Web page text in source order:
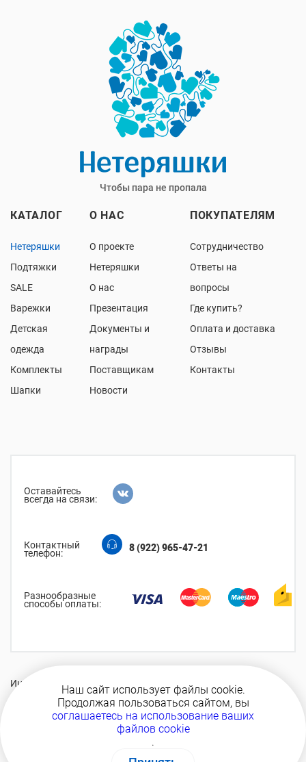
Чтобы пара не пропала
КАТАЛОГ
Нетеряшки
Подтяжки
SALE
Варежки
Детская
одежда
Комплекты
Шапки
О НАС
О проекте
Нетеряшки
О нас
Презентация
Документы и
награды
Поставщикам
Новости
ПОКУПАТЕЛЯМ
Сотрудничество
Ответы на
вопросы
Где купить?
Оплата и доставка
Отзывы
Контакты
Оставайтесь
всегда на связи:
Контактный
телефон: 8 (922) 965-47-21
Разнообразные
способы оплаты:
Интернет-магазин аксессуаров ТМ Нетеряшки
© 2010—2026
Наш сайт использует файлы cookie.
Продолжая пользоваться сайтом, вы
соглашаетесь на использование ваших
файлов cookie
.